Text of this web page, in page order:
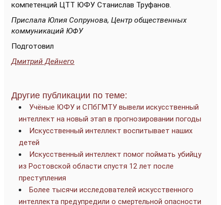
компетенций ЦТТ ЮФУ Станислав Труфанов.
Прислала Юлия Сопрунова, Центр общественных
коммуникаций ЮФУ
Подготовил
Дмитрий Дейнего
Другие публикации по теме:
Учёные ЮФУ и СПбГМТУ вывели искусственный
интеллект на новый этап в прогнозировании погоды
Искусственный интеллект воспитывает наших
детей
Искусственный интеллект помог поймать убийцу
из Ростовской области спустя 12 лет после
преступления
Более тысячи исследователей искусственного
интеллекта предупредили о смертельной опасности